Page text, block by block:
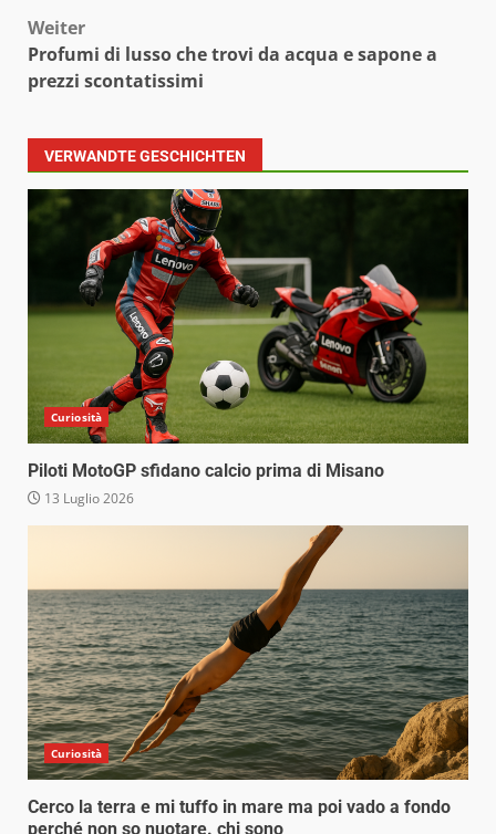
Weiter
Profumi di lusso che trovi da acqua e sapone a
prezzi scontatissimi
VERWANDTE GESCHICHTEN
Curiosità
Piloti MotoGP sfidano calcio prima di Misano
13 Luglio 2026
Curiosità
Cerco la terra e mi tuffo in mare ma poi vado a fondo
perché non so nuotare. chi sono